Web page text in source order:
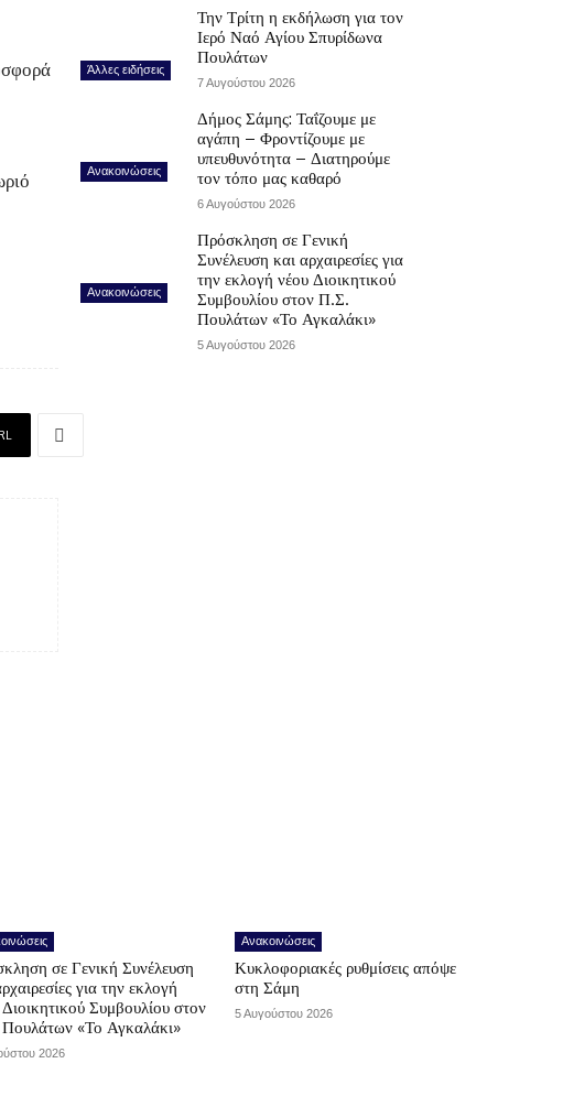
Άλλες ειδήσεις
Την Τρίτη η εκδήλωση για τον
Ιερό Ναό Αγίου Σπυρίδωνα
Πουλάτων
7 Αυγούστου 2026
Ανακοινώσεις
Δήμος Σάμης: Ταΐζουμε με
αγάπη – Φροντίζουμε με
υπευθυνότητα – Διατηρούμε
τον τόπο μας καθαρό
6 Αυγούστου 2026
Ανακοινώσεις
Πρόσκληση σε Γενική
Συνέλευση και αρχαιρεσίες για
την εκλογή νέου Διοικητικού
Συμβουλίου στον Π.Σ.
Πουλάτων «Το Αγκαλάκι»
5 Αυγούστου 2026
σε Γενική Συνέλευση
για την εκλογή
Συμβουλίου στον
«Το Αγκαλάκι»
2026
Ανακοινώσεις
Κυκλοφοριακές ρυθμίσεις απόψε
στη Σάμη
5 Αυγούστου 2026